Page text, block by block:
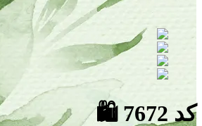
کد 7672 🛍